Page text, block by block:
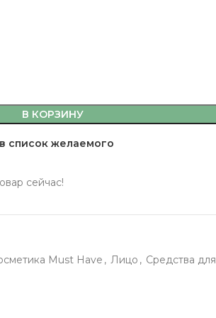
мука, кляр
кляр
В КОРЗИНУ
список желаемого
сейчас!
Must Have , Лицо , Средства для